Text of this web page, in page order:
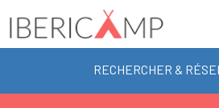
RECHERCHER &